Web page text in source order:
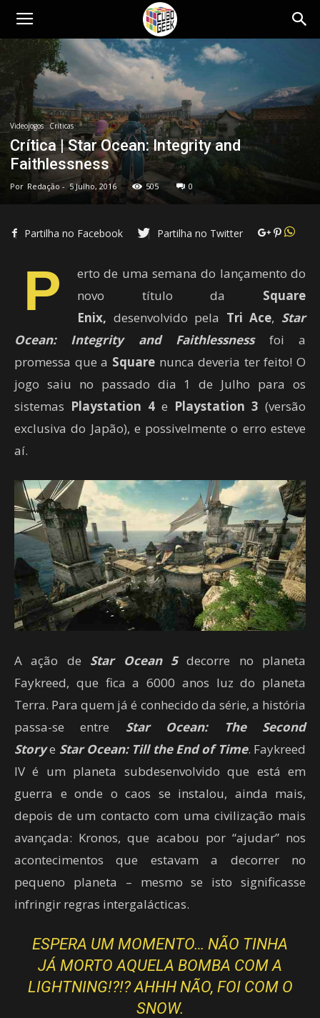
Cubo
Geek
Videojogos Críticas
Crítica | Star Ocean: Integrity and
Faithlessness
Por Redação - 5 Julho, 2016 505 0
Partilha no Facebook Partilha no Twitter
P
erto de uma semana do lançamento do
novo título da Square
Enix, desenvolvido pela Tri Ace, Star
Ocean: Integrity and Faithlessness foi a
promessa que a Squarenunca deveria ter feito! O
jogo saiu no passado dia 1 de Julho para os
sistemas Playstation 4 e Playstation 3 (versão
exclusiva do Japão), e possivelmente o erro esteve
aí.
A ação de Star Ocean 5decorre no planeta
Faykreed, que fica a 6000 anos luz do planeta
Terra. Para quem já é conhecido da série, a história
passa-se entre Star Ocean: The Second
Storye Star Ocean: Till the End of Time. Faykreed
IV é um planeta subdesenvolvido que está em
guerra e onde o caos se instalou, ainda mais,
depois de um contacto com uma civilização mais
avançada: Kronos, que acabou por “ajudar” nos
acontecimentos que estavam a decorrer no
pequeno planeta – mesmo se isto significasse
infringir regras intergalácticas.
ESPERA UM MOMENTO… NÃO TINHA
JÁ MORTO AQUELA BOMBA COM A
LIGHTNING!?!? AHHH NÃO, FOI COM O
SNOW.